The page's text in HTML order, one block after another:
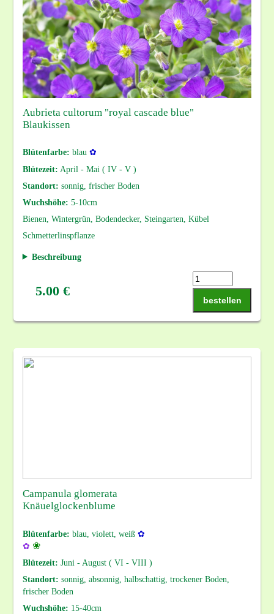
Aubrieta cultorum "royal cascade blue"
Blaukissen
Blütenfarbe: blau ✿
Blütezeit: April - Mai ( IV - V )
Standort: sonnig, frischer Boden
Wuchshöhe: 5-10cm
Bienen, Wintergrün, Bodendecker, Steingarten, Kübel
Schmetterlinspflanze
Beschreibung
5.00 €
bestellen
Campanula glomerata
Knäuelglockenblume
Blütenfarbe: blau, violett, weiß ✿
✿ ❀
Blütezeit: Juni - August ( VI - VIII )
Standort: sonnig, absonnig, halbschattig, trockener Boden,
frischer Boden
Wuchshöhe: 15-40cm